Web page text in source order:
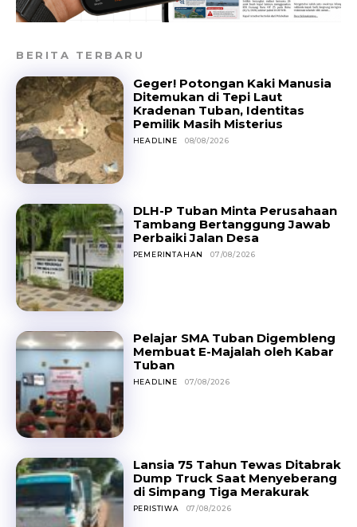
BERITA TERBARU
Geger! Potongan Kaki Manusia
Ditemukan di Tepi Laut
Kradenan Tuban, Identitas
Pemilik Masih Misterius
HEADLINE 08/08/2026
DLH-P Tuban Minta Perusahaan
Tambang Bertanggung Jawab
Perbaiki Jalan Desa
PEMERINTAHAN 07/08/2026
Pelajar SMA Tuban Digembleng
Membuat E-Majalah oleh Kabar
Tuban
HEADLINE 07/08/2026
Lansia 75 Tahun Tewas Ditabrak
Dump Truck Saat Menyeberang
di Simpang Tiga Merakurak
PERISTIWA 07/08/2026